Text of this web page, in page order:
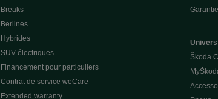
Breaks
Berlines
Hybrides
SUV électriques
Financement pour particuliers
Contrat de service weCare
Extended warranty
Škoda